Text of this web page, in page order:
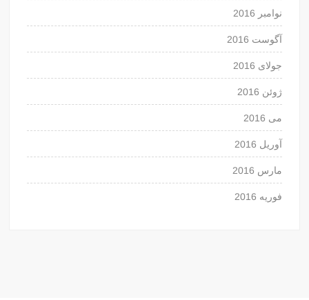
نوامبر 2016
آگوست 2016
جولای 2016
ژوئن 2016
می 2016
آوریل 2016
مارس 2016
فوریه 2016